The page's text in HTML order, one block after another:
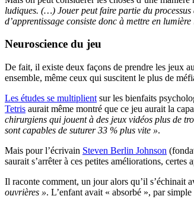
ludiques. (…) Jouer peut faire partie du processus
d’apprentissage consiste donc à mettre en
Neuroscience du jeu
De fait, il existe deux façons de prendre les jeux
ensemble, même ceux qui suscitent le plus de
Les études se multiplient sur les bienfaits
Tetris aurait même montré que ce jeu aurait la
chirurgiens qui jouent à des jeux vidéos plus de
sont capables de suturer 33 % plus vite ».
Mais pour l’écrivain Steven Berlin Johnson
saurait s’arrêter à ces petites améliorations,
Il raconte comment, un jour alors qu’il s’échinait
ouvrières ». L’enfant avait « absorbé », par